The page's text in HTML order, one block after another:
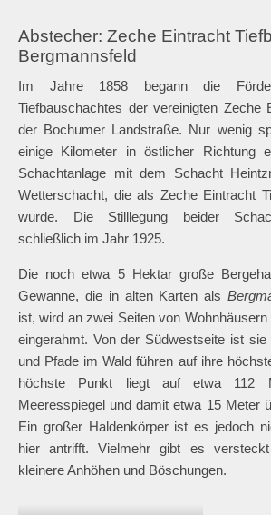
Abstecher: Zeche Eintracht
Bergmannsfeld
Im Jahre 1858 begann die
Tiefbauschachtes der vereinigten Zeche
der Bochumer Landstraße. Nur wenig
einige Kilometer in östlicher Richtung
Schachtanlage mit dem Schacht
Wetterschacht, die als Zeche Eintracht
wurde. Die Stilllegung beider
schließlich im Jahr 1925.
Die noch etwa 5 Hektar große
Gewanne, die in alten Karten als
ist, wird an zwei Seiten von
eingerahmt. Von der Südwestseite ist sie
und Pfade im Wald führen auf ihre
höchste Punkt liegt auf etwa 112
Meeresspiegel und damit etwa 15 Meter
Ein großer Haldenkörper ist es jedoch
hier antrifft. Vielmehr gibt es
kleinere Anhöhen und Böschungen.